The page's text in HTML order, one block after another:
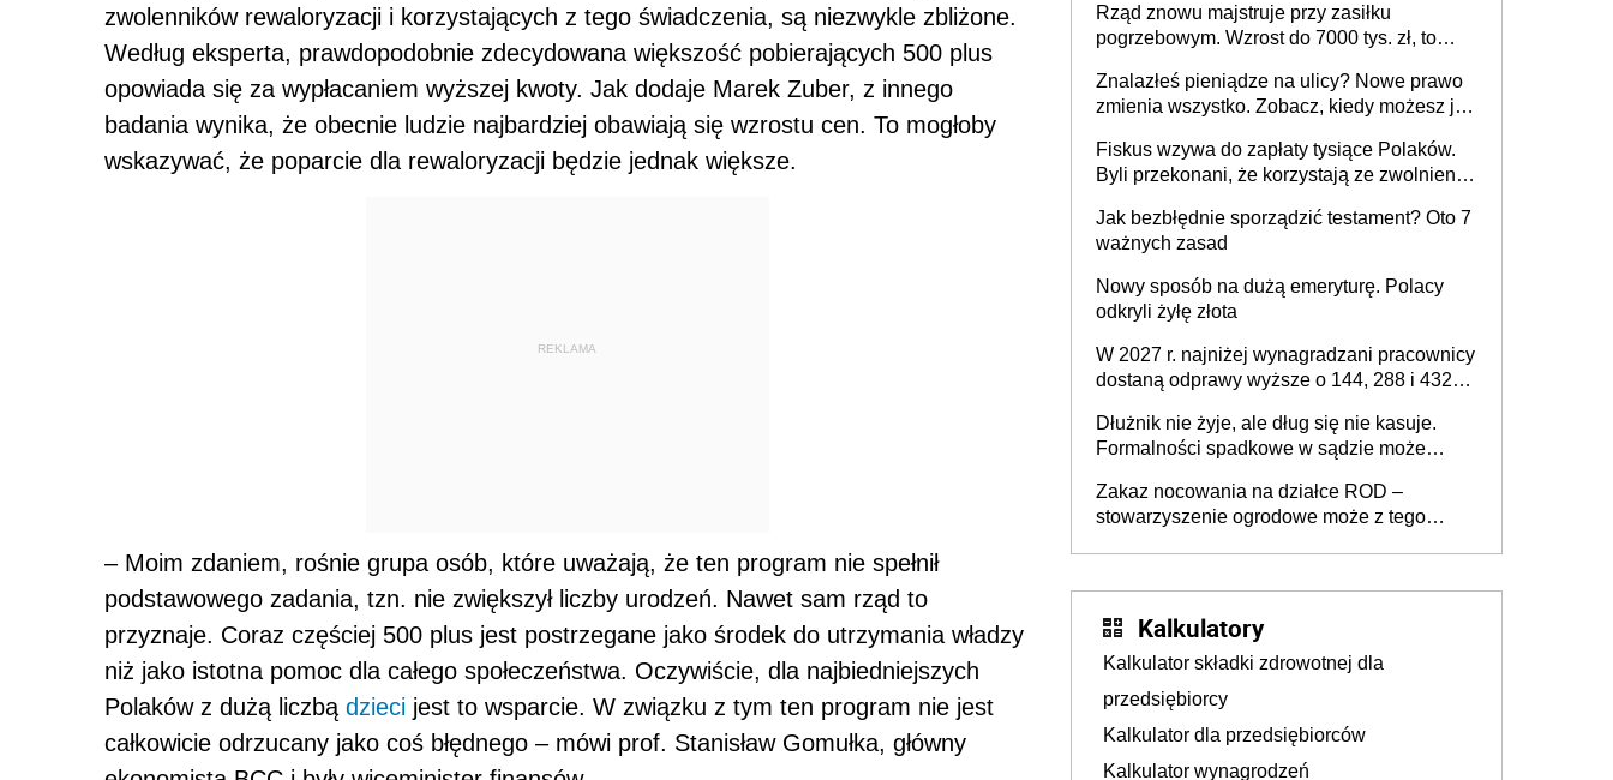
zwolenników rewaloryzacji i korzystających z tego świadczenia, są niezwykle zbliżone.
Według eksperta, prawdopodobnie zdecydowana większość pobierających 500 plus
opowiada się za wypłacaniem wyższej kwoty. Jak dodaje Marek Zuber, z innego
badania wynika, że obecnie ludzie najbardziej obawiają się wzrostu cen. To mogłoby
wskazywać, że poparcie dla rewaloryzacji będzie jednak większe.
REKLAMA
– Moim zdaniem, rośnie grupa osób, które uważają, że ten program nie spełnił
podstawowego zadania, tzn. nie zwiększył liczby urodzeń. Nawet sam rząd to
przyznaje. Coraz częściej 500 plus jest postrzegane jako środek do utrzymania władzy
niż jako istotna pomoc dla całego społeczeństwa. Oczywiście, dla najbiedniejszych
Polaków z dużą liczbą dzieci jest to wsparcie. W związku z tym ten program nie jest
całkowicie odrzucany jako coś błędnego – mówi prof. Stanisław Gomułka, główny
Rząd znowu majstruje przy zasiłku
pogrzebowym. Wzrost do 7000 tys. zł, to
Znalazłeś pieniądze na ulicy? Nowe prawo
zmienia wszystko. Zobacz, kiedy możesz je
Fiskus wzywa do zapłaty tysiące Polaków.
Byli przekonani, że korzystają ze zwolnienia
Jak bezbłędnie sporządzić testament? Oto 7
ważnych zasad
Nowy sposób na dużą emeryturę. Polacy
odkryli żyłę złota
W 2027 r. najniżej wynagradzani pracownicy
dostaną odprawy wyższe o 144, 288 i 432
Dłużnik nie żyje, ale dług się nie kasuje.
Formalności spadkowe w sądzie może
zmarłego
Zakaz nocowania na działce ROD –
stowarzyszenie ogrodowe może z tego
Kalkulatory
Kalkulator składki zdrowotnej dla
przedsiębiorcy
Kalkulator dla przedsiębiorców
Kalkulator wynagrodzeń